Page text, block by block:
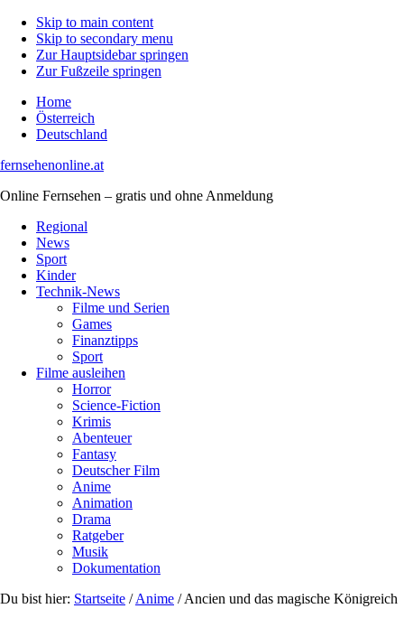
Skip to main content
Skip to secondary menu
Zur Hauptsidebar springen
Zur Fußzeile springen
Home
Österreich
Deutschland
fernsehenonline.at
Online Fernsehen – gratis und ohne Anmeldung
Regional
News
Sport
Kinder
Technik-News
Filme und Serien
Games
Finanztipps
Sport
Filme ausleihen
Horror
Science-Fiction
Krimis
Abenteuer
Fantasy
Deutscher Film
Anime
Animation
Drama
Ratgeber
Musik
Dokumentation
Du bist hier: Startseite / Anime /Ancien und das magische Königreich